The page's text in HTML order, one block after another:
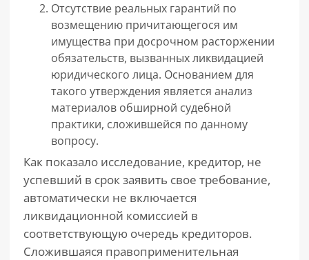
Отсутствие реальных гарантий по
возмещению причитающегося им
имущества при досрочном расторжении
обязательств, вызванных ликвидацией
юридического лица. Основанием для
такого утверждения является анализ
материалов обширной судебной
практики, сложившейся по данному
вопросу.
Как показало исследование, кредитор, не
успевший в срок заявить свое требование,
автоматически не включается
ликвидационной комиссией в
соответствующую очередь кредиторов.
Сложившаяся правоприменительная